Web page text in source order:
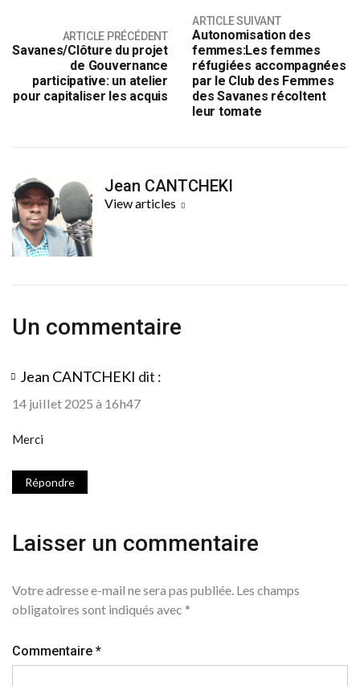
ARTICLE PRÉCÉDENT
Savanes/Clôture du projet
de Gouvernance
participative: un atelier
pour capitaliser les acquis
ARTICLE SUIVANT
Autonomisation des
femmes:Les femmes
réfugiées accompagnées
par le Club des Femmes
des Savanes récoltent
leur tomate
Jean CANTCHEKI
View articles
Un commentaire
Jean CANTCHEKI dit :
14 juillet 2025 à 16h47
Merci
Répondre
Laisser un commentaire
Votre adresse e-mail ne sera pas publiée. Les champs
obligatoires sont indiqués avec *
Commentaire *